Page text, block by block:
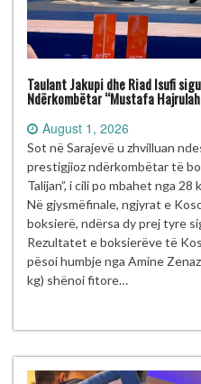
Taulant Jakupi dhe Riad Isufi
Ndërkombëtar “Mustafa
August 1, 2026
Sot në Sarajevë u zhvilluan
prestigjioz ndërkombëtar të
Talijan”, i cili po mbahet nga
Në gjysmëfinale, ngjyrat e
boksierë, ndërsa dy prej tyre
Rezultatet e boksierëve të
pësoi humbje nga Amine
kg) shënoi fitore…